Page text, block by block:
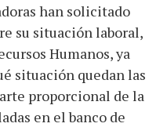
han solicitado
su situación laboral,
Humanos, ya
situación quedan las
proporcional de la
en el banco de